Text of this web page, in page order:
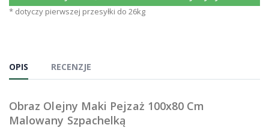
* dotyczy pierwszej przesyłki do 26kg
OPIS RECENZJE
Obraz Olejny Maki Pejzaż 100x80 Cm
Malowany Szpachelką